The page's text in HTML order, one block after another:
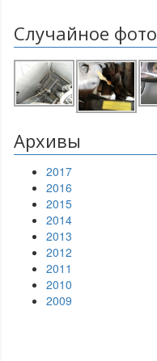
Случайное фото
Архивы
2017
2016
2015
2014
2013
2012
2011
2010
2009